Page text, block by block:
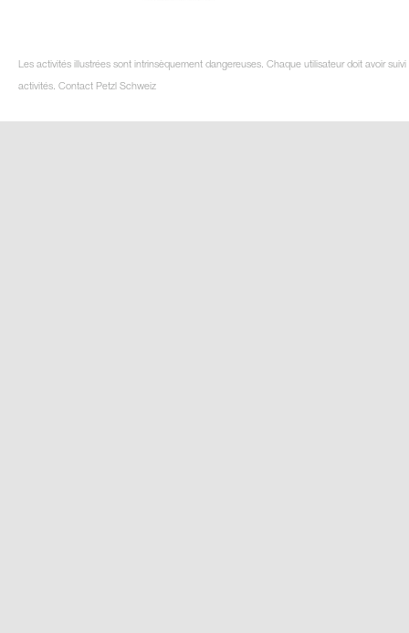
Les activités illustrées sont intrinsèquement dangereuses. Chaque utilisateur doit avoir
activités. Contact Petzl Schweiz